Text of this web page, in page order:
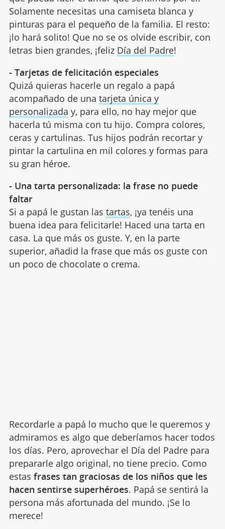
Solamente necesitas una camiseta blanca y
pinturas para el pequeño de la familia. El resto:
¡lo hará solito! Que no se os olvide escribir, con
letras bien grandes, ¡feliz Día del Padre!
- Tarjetas de felicitación especiales
Quizá quieras hacerle un regalo a papá
acompañado de una tarjeta única y
personalizada y, para ello, no hay mejor que
hacerla tú misma con tu hijo. Compra colores,
ceras y cartulinas. Tus hijos podrán recortar y
pintar la cartulina en mil colores y formas para
su gran héroe.
- Una tarta personalizada: la frase no puede
faltar
Si a papá le gustan las tartas, ¡ya tenéis una
buena idea para felicitarle! Haced una tarta en
casa. La que más os guste. Y, en la parte
superior, añadid la frase que más os guste con
un poco de chocolate o crema.
Recordarle a papá lo mucho que le queremos y
admiramos es algo que deberíamos hacer todos
los días. Pero, aprovechar el Día del Padre para
prepararle algo original, no tiene precio. Como
estas frases tan graciosas de los niños que les
hacen sentirse superhéroes. Papá se sentirá la
persona más afortunada del mundo. ¡Se lo
merece!